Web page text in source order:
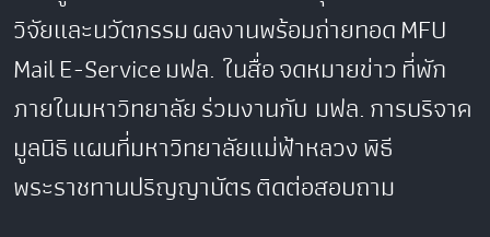
วิจัยและนวัตกรรมผลงานพร้อมถ่ายทอดMFU
MailE-Serviceมฟล. ในสื่อจดหมายข่าวที่พัก
ภายในมหาวิทยาลัยร่วมงานกับ มฟล.การบริจาค
มูลนิธิแผนที่มหาวิทยาลัยแม่ฟ้าหลวงพิธี
พระราชทานปริญญาบัตรติดต่อสอบถาม